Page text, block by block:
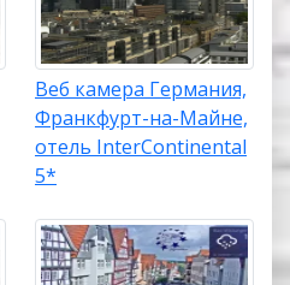
Веб камера Германия,
Франкфурт-на-Майне,
отель InterContinental
5*